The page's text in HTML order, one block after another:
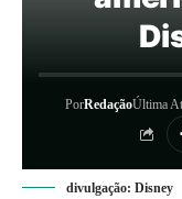
PorRedaçãoÚltima
divulgação: Disney